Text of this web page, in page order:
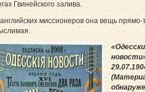
Гвинейского залива.
миссионеров она вещь прямо-